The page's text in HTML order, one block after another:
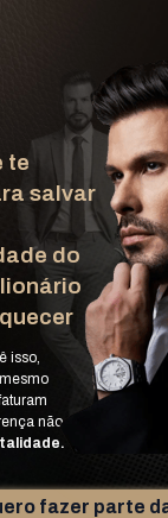
te
salvar
do
isso,
não
fazer parte